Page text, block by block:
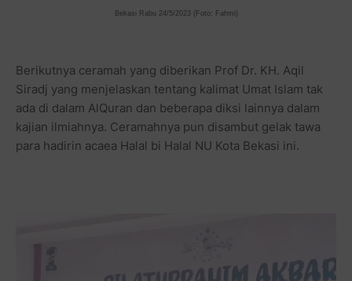
Bekasi Rabu 24/5/2023 (Foto: Fahmi)
Berikutnya ceramah yang diberikan Prof Dr. KH. Aqil
Siradj yang menjelaskan tentang kalimat Umat Islam tak
ada di dalam AlQuran dan beberapa diksi lainnya dalam
kajian ilmiahnya. Ceramahnya pun disambut gelak tawa
para hadirin acaea Halal bi Halal NU Kota Bekasi ini.